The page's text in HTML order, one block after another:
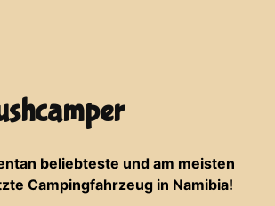
beliebteste und am meisten
Campingfahrzeug in Namibia!